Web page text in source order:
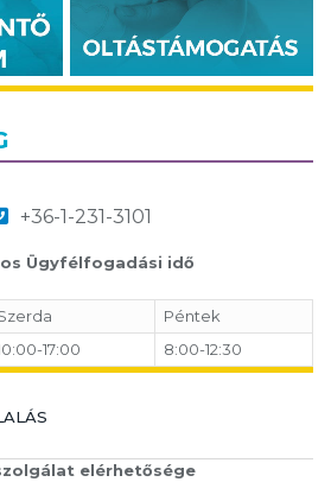
+36-1-231-3101
Ügyfélfogadási idő
Péntek
17:00 8:00-12:30
elérhetősége